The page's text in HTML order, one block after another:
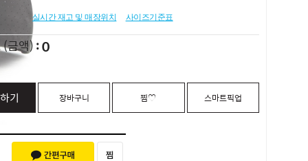
실시간 재고 및 매장위치 사이즈기준표
(금액) 0
기 장바구니 찜♡ 스마트픽업